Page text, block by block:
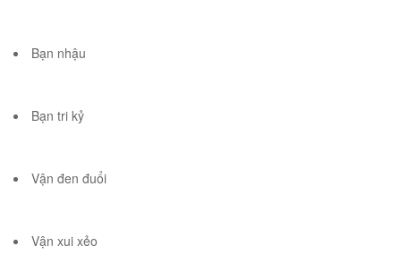
Bạn nhậu
Bạn tri kỷ
Vận đen đuổi
Vận xui xẻo